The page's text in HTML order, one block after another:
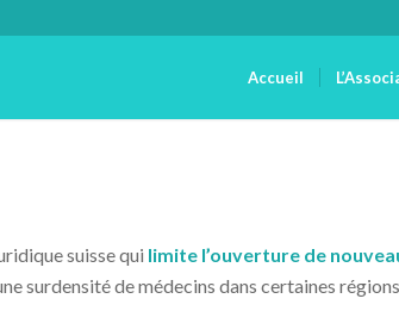
Accueil
suisse qui limite l’ouverture de
surdensité de médecins dans certaines